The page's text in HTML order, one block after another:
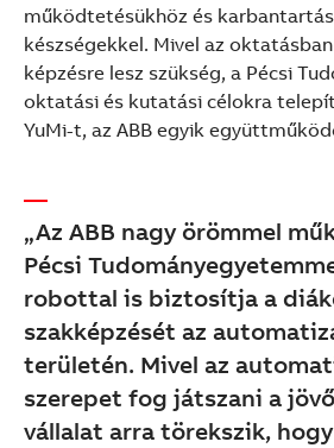
működtetésükhöz és
készségekkel. Mivel az
képzésre lesz szükség, a Pécsi
oktatási és kutatási célokra
YuMi-t, az ABB egyik
„Az ABB nagy örömmel
Pécsi
robottal is biztosítja a
szakképzését az
területén. Mivel az
szerepet fog játszani a
vállalat arra törekszik,